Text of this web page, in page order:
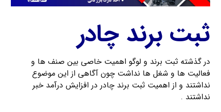
ثبت برند چادر
در گذشته ثبت برند و لوگو اهمیت خاصی بین صنف ها و
فعالیت ها و شغل ها نداشت چون آگاهی از این موضوع
نداشتند و از اهمیت ثبت برند چادر در افزایش درآمد خبر
نداشتند .